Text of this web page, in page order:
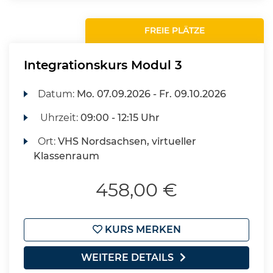
FREIE PLÄTZE
Integrationskurs Modul 3
Datum: Mo. 07.09.2026 - Fr. 09.10.2026
Uhrzeit:09:00 - 12:15 Uhr
Ort:VHS Nordsachsen, virtueller
Klassenraum
458,00 €
KURS MERKEN
WEITERE DETAILS